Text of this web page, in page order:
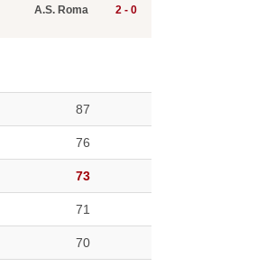
A.S. Roma 2 - 0
87
76
73
71
70